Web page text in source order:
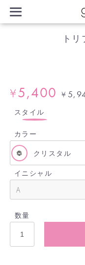
ト
¥5,400 ¥
スタイル
カラー
クリスタル
イニシャル
数量